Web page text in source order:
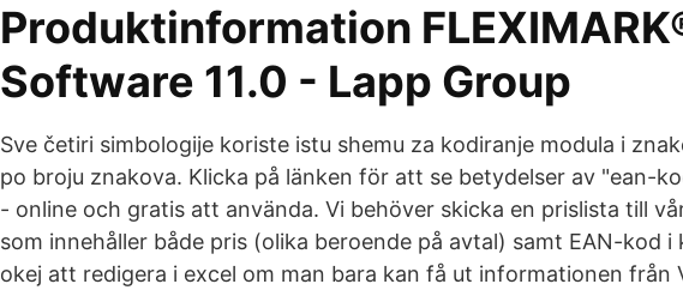
Produktinformation
Software 11.0 - Lapp Group
Sve četiri simbologije koriste istu shemu za kodiranje modula i
po broju znakova. Klicka på länken för att se betydelser av "ean-
- online och gratis att använda. Vi behöver skicka en prislista till
som innehåller både pris (olika beroende på avtal) samt EAN-kod i
okej att redigera i excel om man bara kan få ut informationen från